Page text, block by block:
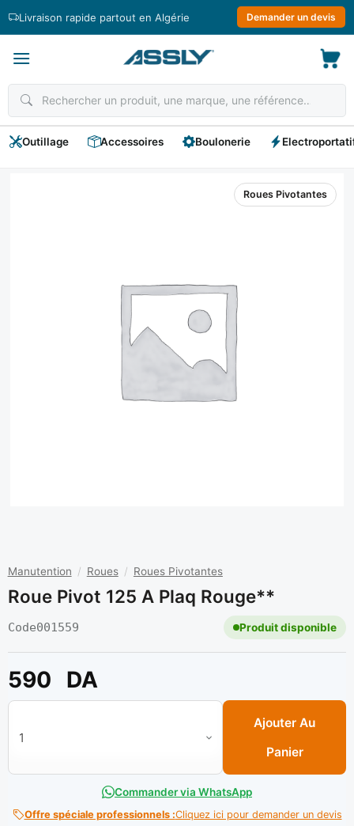
Livraison rapide partout en Algérie Demander un devis
Outillage Accessoires Boulonerie
Roues Pivotantes
Manutention / Roues / Roues Pivotantes
Roue Pivot 125 A Plaq Rouge**
Code001559 Produit disponible
590 DA
quantité de Roue pivot 125 a plaq rouge**
Ajouter Au
Panier
Commander via WhatsApp
Offre spéciale professionnels :Cliquez ici pour demander un devis